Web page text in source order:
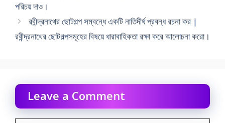
পরিচয় দাও।
রবীন্দ্রনাথের ছােটগল্প সম্বন্ধে একটি নাতিদীর্ঘ প্রবন্ধ রচনা কর |
রবীন্দ্রনাথের ছােটগল্পসমূহের বিষয়ে ধারাবাহিকতা রক্ষা করে আলােচনা করাে।
Leave a Comment